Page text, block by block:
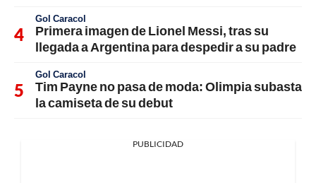
Gol Caracol
Primera imagen de Lionel Messi, tras su
llegada a Argentina para despedir a su padre
Gol Caracol
Tim Payne no pasa de moda: Olimpia subasta
la camiseta de su debut
PUBLICIDAD